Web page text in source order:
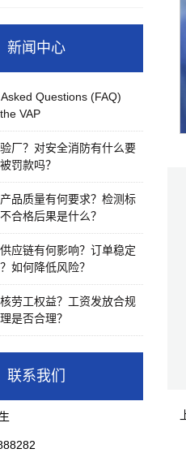
新闻中心
Questions (FAQ)
VAP
厂？对安全消防有什么要
罚款吗？
品质量有何要求？检测标
合格后果是什么？
应链有何影响？订单稳定
如何降低风险？
劳工权益？工资发放合规
是否合理？
联系我们